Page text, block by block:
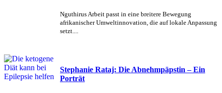
Nguthirus Arbeit passt in eine breitere Bewegung
afrikanischer Umweltinnovation, die auf lokale Anpassung
setzt....
Stephanie Rataj: Die Abnehmpäpstin – Ein
Porträt